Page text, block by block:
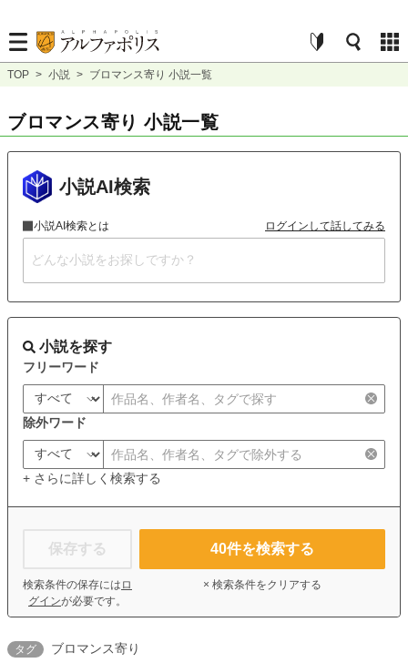
TOP > 小説 > ブロマンス寄り 小説一覧
ブロマンス寄り 小説一覧
小説AI検索
小説AI検索とは ログインして話してみる
小説を探す
フリーワード
除外ワード
+ さらに詳しく検索する
保存する
検索条件の保存には ロ
グインが必要です。
40件を検索する
× 検索条件をクリアする
タグ ブロマンス寄り